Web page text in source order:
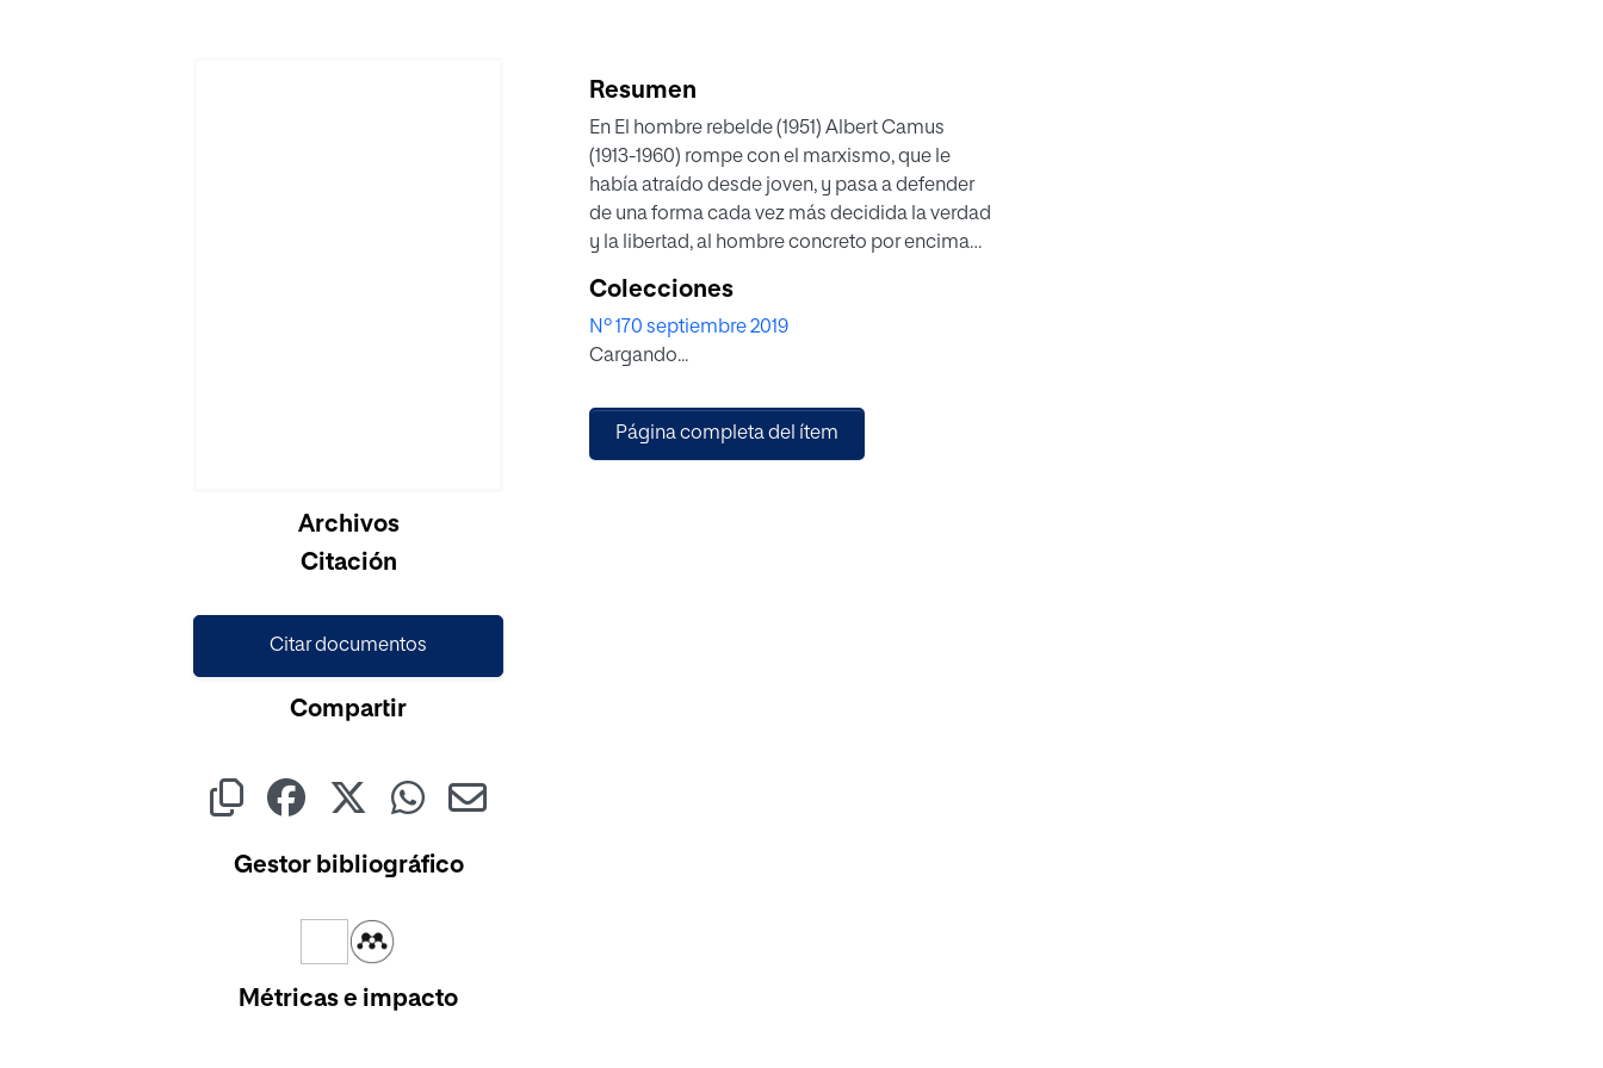
Archivos
Citación
Citar documentos
Compartir
Gestor bibliográfico
Métricas e impacto
Resumen
En El hombre rebelde (1951) Albert Camus
(1913-1960) rompe con el marxismo, que le
había atraído desde joven, y pasa a defender
de una forma cada vez más decidida la verdad
y la libertad, al hombre concreto por encima
se pueden encontrar argumentos, basados
en la aceptación de realidad y en la lucha por
los valores, que sirven de revulsivo contra
posmodernidad.
Colecciones
Nº 170 septiembre 2019
Cargando...
Página completa del ítem